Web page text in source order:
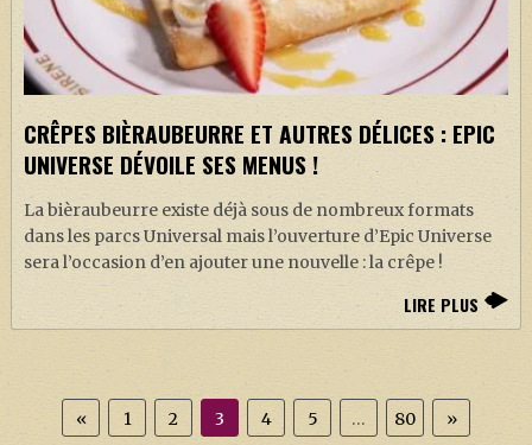
CRÊPES BIÈRAUBEURRE ET AUTRES DÉLICES : EPIC
UNIVERSE DÉVOILE SES MENUS !
La bièraubeurre existe déjà sous de nombreux formats
dans les parcs Universal mais l’ouverture d’Epic Universe
sera l’occasion d’en ajouter une nouvelle : la crêpe !
LIRE PLUS
« 1 2 3 4 5 … 80 »